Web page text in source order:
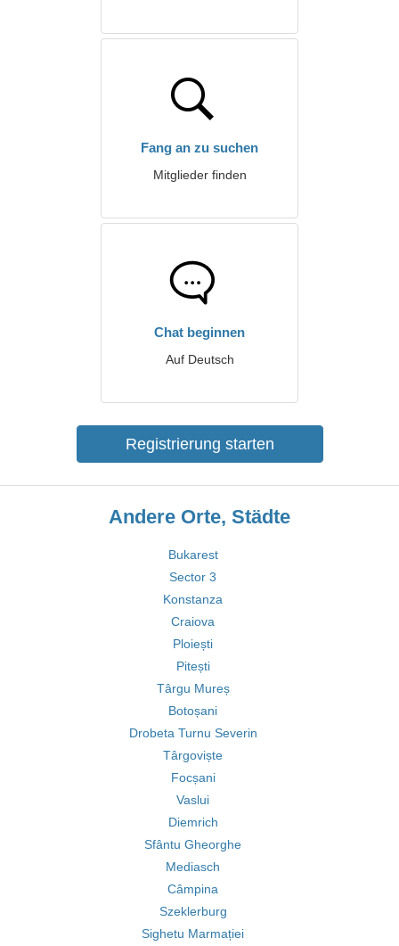
Fang an zu suchen
Mitglieder finden
Chat beginnen
Auf Deutsch
Registrierung starten
Andere Orte, Städte
Bukarest
Sector 3
Konstanza
Craiova
Ploiești
Pitești
Târgu Mureș
Botoșani
Drobeta Turnu Severin
Târgoviște
Focșani
Vaslui
Diemrich
Sfântu Gheorghe
Mediasch
Câmpina
Szeklerburg
Sighetu Marmației